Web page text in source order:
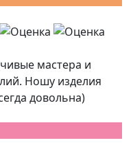
мастера и
Ношу изделия
довольна)